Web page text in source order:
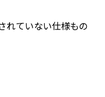
れていない仕様もの